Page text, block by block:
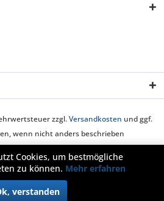
zzgl.Versandkosten und ggf.
wenn nicht anders beschrieben
uns Hilfe / Support
Kontakt
Datenschutz
Cookies, um bestmögliche
zu können. Mehr erfahren
verstanden